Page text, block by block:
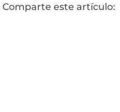
Comparte este artículo: